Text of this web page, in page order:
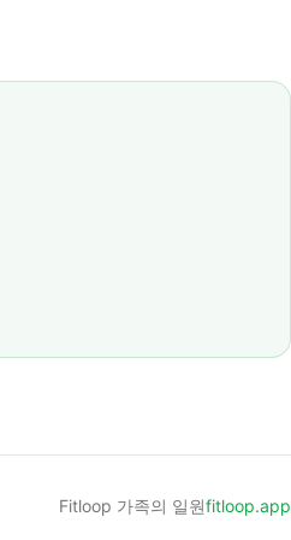
Fitloop 가족의 일원fitloop.app